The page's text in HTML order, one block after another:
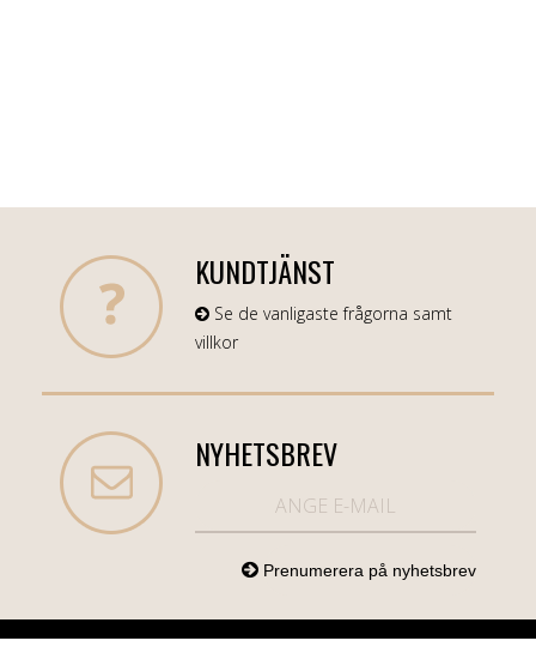
KUNDTJÄNST
Se de vanligaste frågorna samt
villkor
NYHETSBREV